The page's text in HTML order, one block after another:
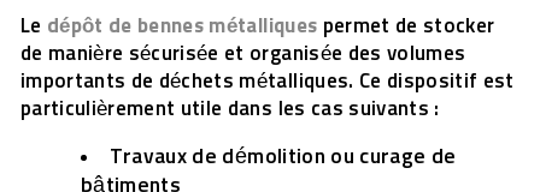
Le dépôt de bennes métalliques permet de stocker
de manière sécurisée et organisée des volumes
importants de déchets métalliques. Ce dispositif est
particulièrement utile dans les cas suivants :
Travaux de démolition ou curage de
bâtiments